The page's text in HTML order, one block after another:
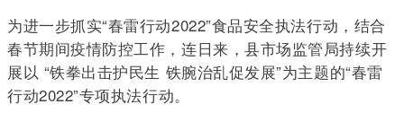
为进一步抓实“春雷行动2022”食品安全执法行动，结合
春节期间疫情防控工作，连日来，县市场监管局持续开
展以 “铁拳出击护民生 铁腕治乱促发展”为主题的“春雷
行动2022”专项执法行动。